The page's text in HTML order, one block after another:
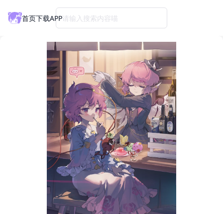
首页下载APP请输入搜索内容喵